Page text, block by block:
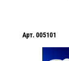
Арт. 005101